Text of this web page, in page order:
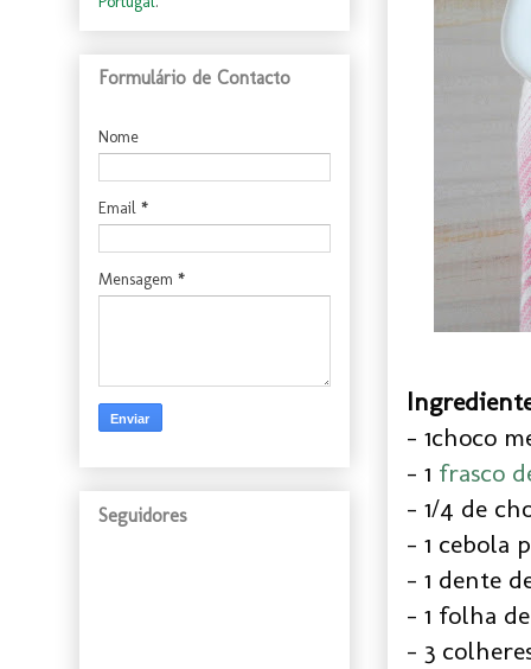
- 1choco
- 1 frasco
- 1/4 de
- 1 cebola
- 1 dente
- 1 folha
- 3
Formulário de Contacto
Nome
Email *
Mensagem *
Seguidores